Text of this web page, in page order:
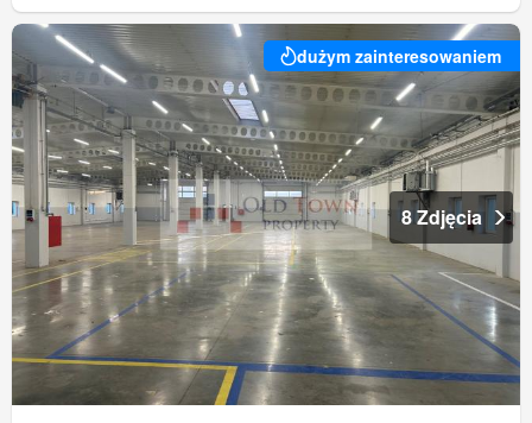
dużym zainteresowaniem
8 Zdjęcia